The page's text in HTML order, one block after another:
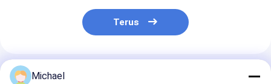
Terus
Rekomendasi Produk
Michael